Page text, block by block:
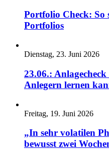
Portfolio Check: So
Portfolios
Dienstag, 23. Juni 2026
23.06.:
Anlegern lernen
Freitag, 19. Juni 2026
„In sehr volatilen
bewusst zwei